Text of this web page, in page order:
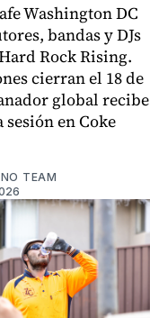
Washington DC
bandas y DJs
Rock Rising.
cierran el 18 de
global recibe
sesión en Coke
TEAM